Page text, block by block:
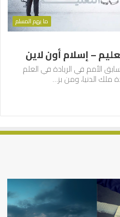
ما يهم المسلم
– إسلام أون لاين
الأمم في الريادة في العلم
ملك الدنيا، ومن بز…